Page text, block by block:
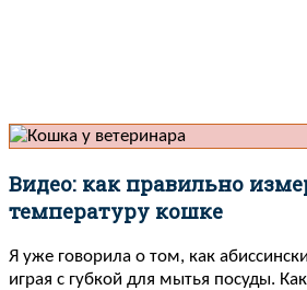
Видео: как правильно
температуру кошке
Я уже говорила о том, как
играя с губкой для мытья посуды.